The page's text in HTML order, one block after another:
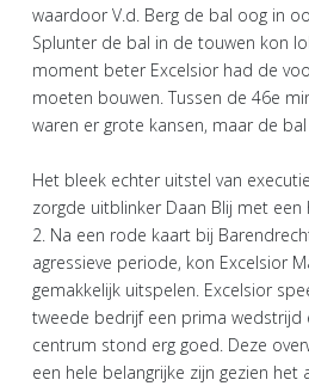
waardoor V.d. Berg de bal oog in
Splunter de bal in de touwen kon
moment beter Excelsior had de
moeten bouwen. Tussen de 46e
waren er grote kansen, maar de
Het bleek echter uitstel van
zorgde uitblinker Daan Blij met
2. Na een rode kaart bij
agressieve periode, kon Excelsior
gemakkelijk uitspelen. Excelsior
tweede bedrijf een prima wedstrijd
centrum stond erg goed. Deze
een hele belangrijke zijn gezien het